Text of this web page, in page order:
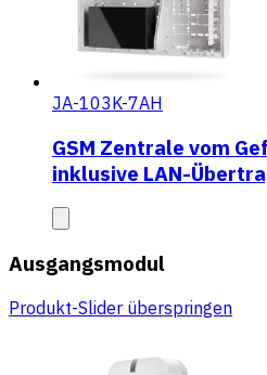
JA-103K-7AH
GSM Zentrale vom
inklusive LAN-
Ausgangsmodul
Produkt-Slider überspringen